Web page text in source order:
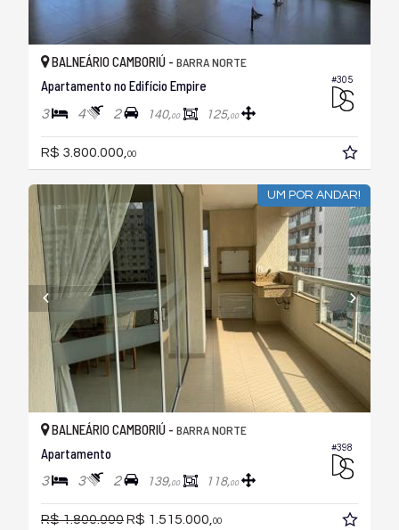
#305
BALNEÁRIO CAMBORIÚ - BARRA NORTE
Apartamento no Edifício Empire
3 4 2 140,00 125,00
R$ 3.800.000, 00
UM POR ANDAR!
#398
BALNEÁRIO CAMBORIÚ - BARRA NORTE
Apartamento
3 3 2 139,00 118,00
R$ 1.800.000R$ 1.515.000,00